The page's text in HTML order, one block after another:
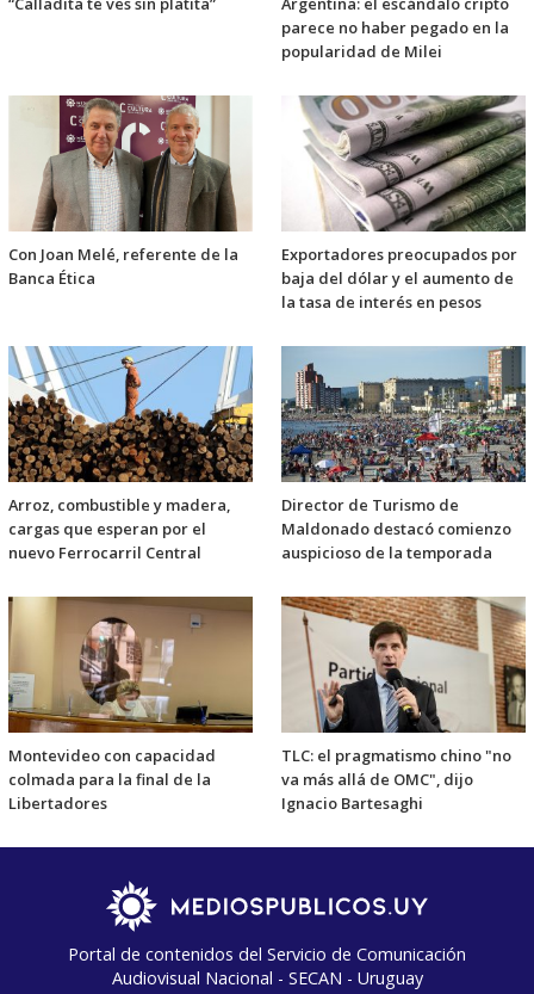
parece no haber pegado en la
popularidad de Milei
Con Joan Melé, referente de la
Banca Ética
Exportadores preocupados por
baja del dólar y el aumento de
la tasa de interés en pesos
Arroz, combustible y madera,
cargas que esperan por el
nuevo Ferrocarril Central
Director de Turismo de
Maldonado destacó comienzo
auspicioso de la temporada
Montevideo con capacidad
colmada para la final de la
Libertadores
TLC: el pragmatismo chino "no
va más allá de OMC", dijo
Ignacio Bartesaghi
Portal de contenidos del Servicio de Comunicación
Audiovisual Nacional - SECAN - Uruguay